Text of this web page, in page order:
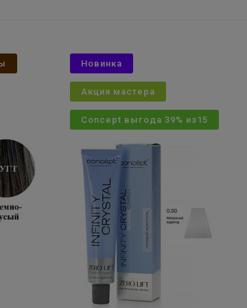
Новинка
Акция мастера
Concept выгода 39% из15